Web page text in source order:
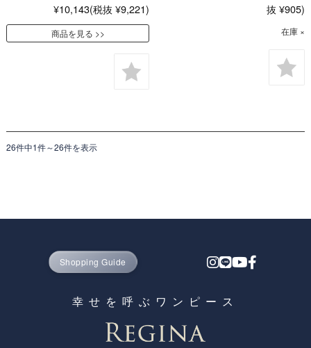
¥10,143(税抜 ¥9,221)
商品を見る
抜 ¥905)
在庫 ×
26件中1件～26件を表示
Shopping Guide
幸せを呼ぶワンピース